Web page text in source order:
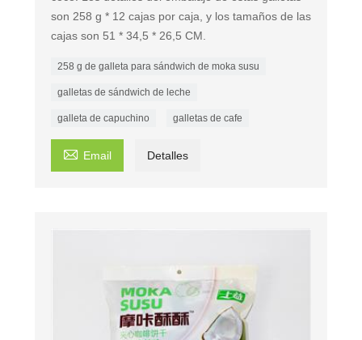
son 258 g * 12 cajas por caja, y los tamaños de las
cajas son 51 * 34,5 * 26,5 CM.
258 g de galleta para sándwich de moka susu
galletas de sándwich de leche
galleta de capuchino galletas de cafe
 Email Detalles